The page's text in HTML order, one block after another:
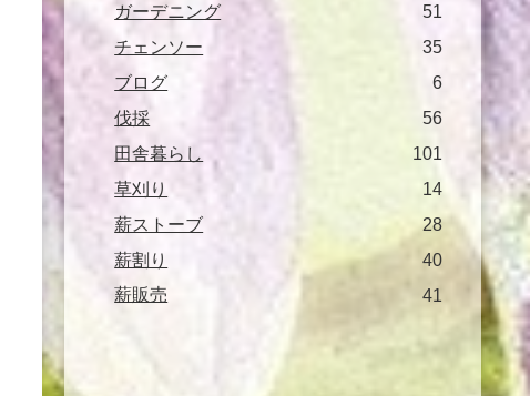
ガーデニング
51
チェンソー
35
ブログ
6
伐採
56
田舎暮らし
101
草刈り
14
薪ストーブ
28
薪割り
40
薪販売
41